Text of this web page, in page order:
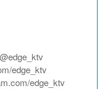
edge_ktv
edge_ktv